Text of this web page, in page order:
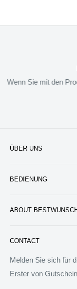
Wenn Sie mit den
ÜBER UNS
Datenschutzerklärung
Service &
BEDIENUNG
Versand &
CONTACT
Melden Sie sich für
Erster von
ABOUT
finden, die das
allen Menschen auf
Wir sind bereit,